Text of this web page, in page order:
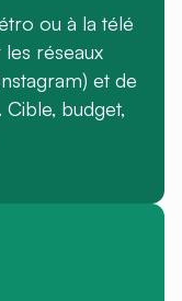
ou à la télé
les réseaux
et de
Cible, budget,